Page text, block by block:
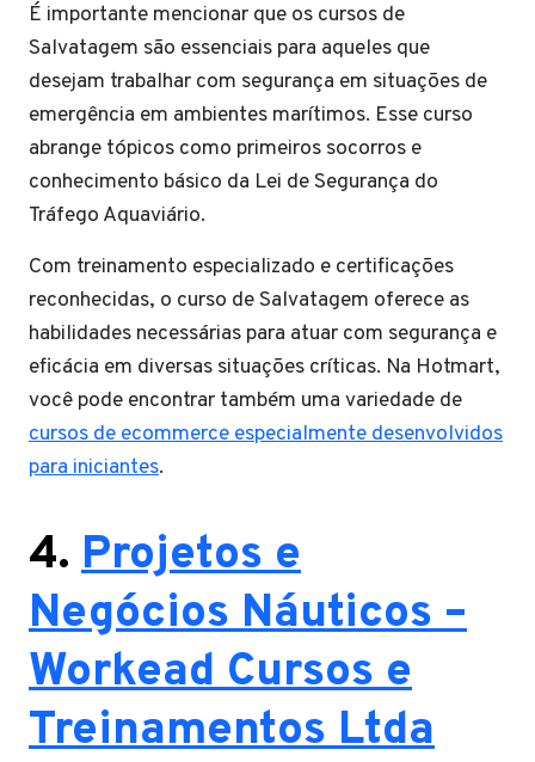
É importante mencionar que os cursos de
Salvatagem são essenciais para aqueles que
desejam trabalhar com segurança em situações de
emergência em ambientes marítimos. Esse curso
abrange tópicos como primeiros socorros e
conhecimento básico da Lei de Segurança do
Tráfego Aquaviário.
Com treinamento especializado e certificações
reconhecidas, o curso de Salvatagem oferece as
habilidades necessárias para atuar com segurança e
eficácia em diversas situações críticas. Na Hotmart,
você pode encontrar também uma variedade de
cursos de ecommerce especialmente desenvolvidos
para iniciantes.
4. Projetos e
Negócios Náuticos –
Workead Cursos e
Treinamentos Ltda